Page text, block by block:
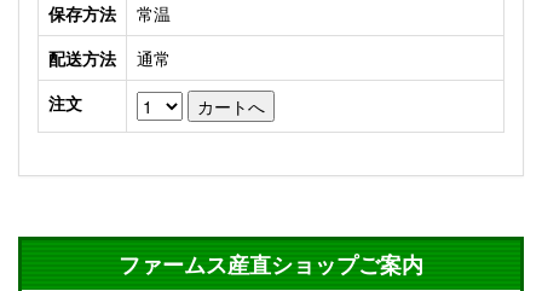
保存方法
常温
配送方法
通常
注文
ファームス産直ショップご案内